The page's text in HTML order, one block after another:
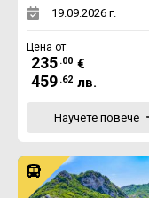
19.09.2026 г.
Цена от:
235 .00 €
459 .62 лв.
Научете повече